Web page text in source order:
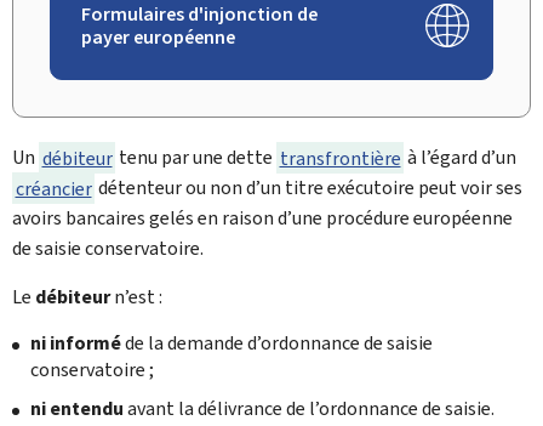
Formulaires d'injonction de
payer européenne
Un débiteur tenu par une dette transfrontière à l’égard d’un
créancier détenteur ou non d’un titre exécutoire peut voir ses
avoirs bancaires gelés en raison d’une procédure européenne
de saisie conservatoire.
Le débiteurn’est :
ni informéde la demande d’ordonnance de saisie
conservatoire ;
ni entenduavant la délivrance de l’ordonnance de saisie.